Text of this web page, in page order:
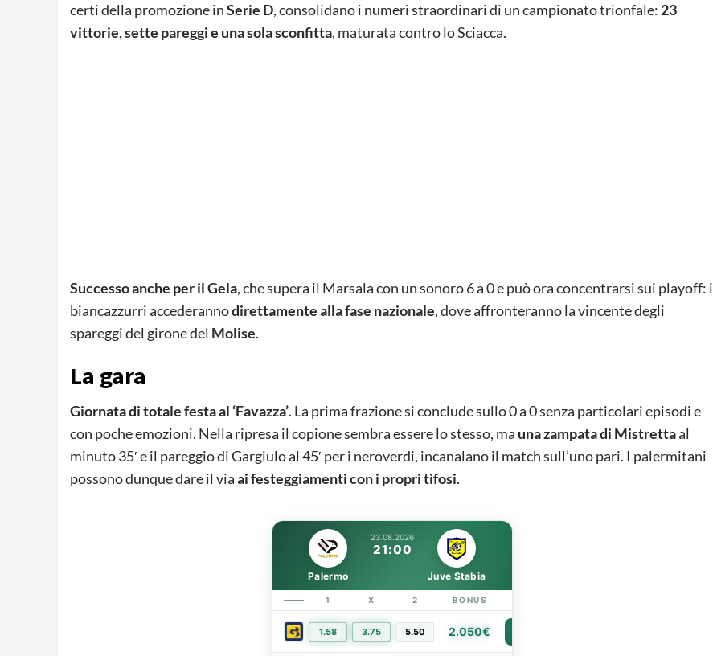
certi della promozione inSerie D, consolidano i numeri straordinari di un campionato trionfale: 23
vittorie, sette pareggi e una sola sconfitta, maturata contro lo Sciacca.
Successo anche per il Gela, che supera il Marsala con un sonoro 6 a 0 e può ora concentrarsi sui playoff: i
biancazzurri accederannodirettamente alla fase nazionale, dove affronteranno la vincente degli
spareggi del girone del Molise.
La gara
Giornata di totale festa al ‘Favazza’. La prima frazione si conclude sullo 0 a 0 senza particolari episodi e
con poche emozioni. Nella ripresa il copione sembra essere lo stesso, ma una zampata di Mistrettaal
minuto 35′ e il pareggio di Gargiulo al 45′ per i neroverdi, incanalano il match sull’uno pari. I palermitani
possono dunque dare il viaai festeggiamenti con i propri tifosi.
23.08.2026
21:00
Palermo Juve Stabia
1 X 2 BONUS
1.58 3.75 5.50 2.050€